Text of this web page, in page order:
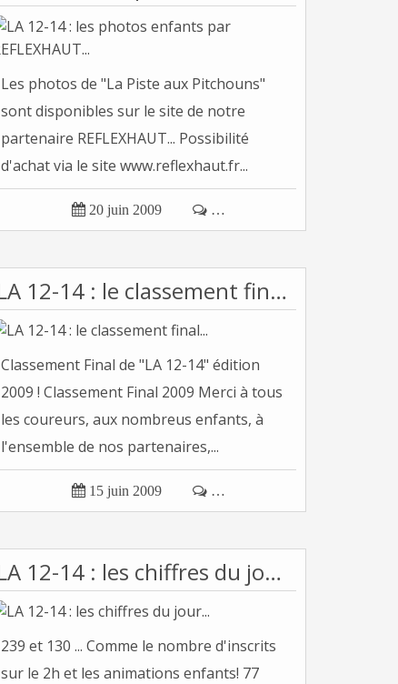
Les photos de "La Piste aux Pitchouns"
sont disponibles sur le site de notre
partenaire REFLEXHAUT... Possibilité
d'achat via le site www.reflexhaut.fr...
 20 juin 2009  …
LA 12-14 : le classement final...
Classement Final de "LA 12-14" édition
2009 ! Classement Final 2009 Merci à tous
les coureurs, aux nombreus enfants, à
l'ensemble de nos partenaires,...
 15 juin 2009  …
LA 12-14 : les chiffres du jour...
239 et 130 ... Comme le nombre d'inscrits
sur le 2h et les animations enfants! 77